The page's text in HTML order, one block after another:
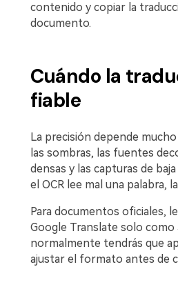
contenido y copiar la
documento.
Cuándo la
fiable
La precisión depende
las sombras, las fuentes
densas y las capturas de
el OCR lee mal una palabra,
Para documentos oficiales,
Google Translate solo como
normalmente tendrás que
ajustar el formato antes de